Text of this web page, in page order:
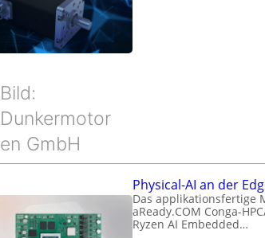
Bild:
Dunkermotor
en GmbH
Physical-AI an der
Das applikationsfertige
aReady.COM Conga-
Ryzen AI Embedded…